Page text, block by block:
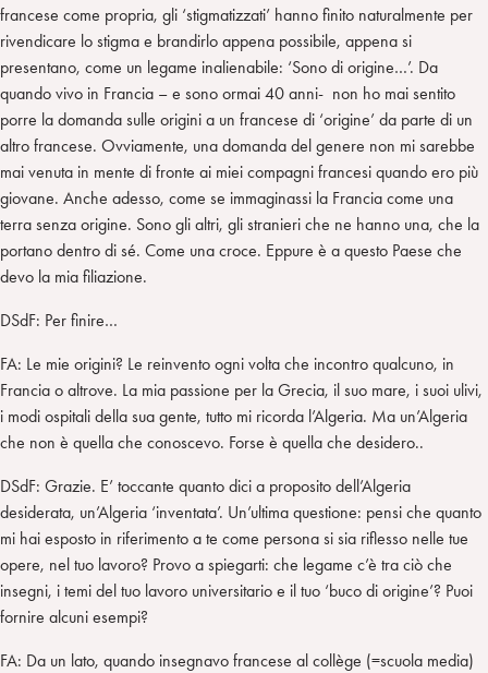
francese come propria, gli ‘stigmatizzati’ hanno finito naturalmente per
rivendicare lo stigma e brandirlo appena possibile, appena si
presentano, come un legame inalienabile: ‘Sono di origine…’. Da
quando vivo in Francia – e sono ormai 40 anni- non ho mai sentito
porre la domanda sulle origini a un francese di ‘origine’ da parte di un
altro francese. Ovviamente, una domanda del genere non mi sarebbe
mai venuta in mente di fronte ai miei compagni francesi quando ero più
giovane. Anche adesso, come se immaginassi la Francia come una
terra senza origine. Sono gli altri, gli stranieri che ne hanno una, che la
portano dentro di sé. Come una croce. Eppure è a questo Paese che
devo la mia filiazione.
DSdF: Per finire…
FA: Le mie origini? Le reinvento ogni volta che incontro qualcuno, in
Francia o altrove. La mia passione per la Grecia, il suo mare, i suoi ulivi,
i modi ospitali della sua gente, tutto mi ricorda l’Algeria. Ma un’Algeria
che non è quella che conoscevo. Forse è quella che desidero..
DSdF: Grazie. E’ toccante quanto dici a proposito dell’Algeria
desiderata, un’Algeria ‘inventata’. Un’ultima questione: pensi che quanto
mi hai esposto in riferimento a te come persona si sia riflesso nelle tue
opere, nel tuo lavoro? Provo a spiegarti: che legame c’è tra ciò che
insegni, i temi del tuo lavoro universitario e il tuo ‘buco di origine’? Puoi
fornire alcuni esempi?
FA: Da un lato, quando insegnavo francese al collège (=scuola media)